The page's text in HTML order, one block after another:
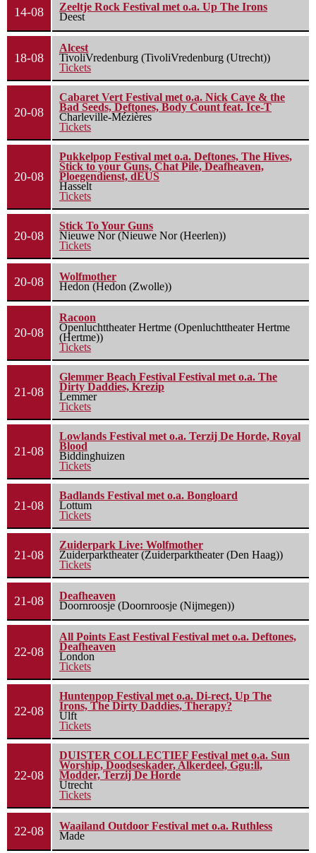
14-08
Zeeltje Rock Festival met o.a. Up The Irons
Deest
18-08
Alcest
TivoliVredenburg (TivoliVredenburg (Utrecht))
Tickets
20-08
Cabaret Vert Festival met o.a. Nick Cave & the
Bad Seeds, Deftones, Body Count feat. Ice-T
Charleville-Mézières
Tickets
20-08
Pukkelpop Festival met o.a. Deftones, The Hives,
Stick to your Guns, Chat Pile, Deafheaven,
Ploegendienst, dEUS
Hasselt
Tickets
20-08
Stick To Your Guns
Nieuwe Nor (Nieuwe Nor (Heerlen))
Tickets
20-08
Wolfmother
Hedon (Hedon (Zwolle))
20-08
Racoon
Openluchttheater Hertme (Openluchttheater Hertme
(Hertme))
Tickets
21-08
Glemmer Beach Festival Festival met o.a. The
Dirty Daddies, Krezip
Lemmer
Tickets
21-08
Lowlands Festival met o.a. Terzij De Horde, Royal
Blood
Biddinghuizen
Tickets
21-08
Badlands Festival met o.a. Bongloard
Lottum
Tickets
21-08
Zuiderpark Live: Wolfmother
Zuiderparktheater (Zuiderparktheater (Den Haag))
Tickets
21-08
Deafheaven
Doornroosje (Doornroosje (Nijmegen))
22-08
All Points East Festival Festival met o.a. Deftones,
Deafheaven
London
Tickets
22-08
Huntenpop Festival met o.a. Di-rect, Up The
Irons, The Dirty Daddies, Therapy?
Ulft
Tickets
22-08
DUISTER COLLECTIEF Festival met o.a. Sun
Worship, Doodseskader, Alkerdeel, Ggu:ll,
Modder, Terzij De Horde
Utrecht
Tickets
22-08
Waailand Outdoor Festival met o.a. Ruthless
Made